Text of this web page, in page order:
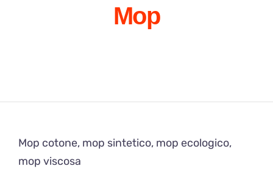
Prodotti
Mop
Mop cotone, mop sintetico, mop ecologico,
mop viscosa